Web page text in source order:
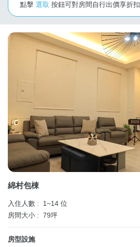
點擊 選取 按鈕可對房間自行出價享折扣
綿村包棟
入住人數 :
1~14 位
房間大小 : 79坪
房型設施